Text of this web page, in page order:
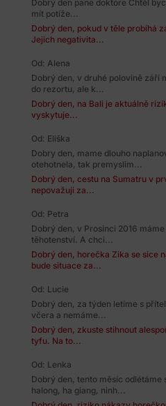
Dobrý den pane doktore Chtěl
mít potíže...
Dobrý den, pokud v těle probíhá
Jejich negativita...
Od: Alena
Dobrý den, v druhé polovině září
do rezortu, ale k...
Dobrý den, na Bali je aktuálně
vyskytuje...
Od: Eliška
Dobry den, mame dlouho
otehotnela, tak premyslim...
Dobrý den, cestu na Sumatru v
nepovažuji za...
Od: Petra
Dobrý den, v Prosinci 2016
těhotenství. A chci...
Dobrý den, horečka Zika se sice
bude situace za...
Od: Lucie
Dobrý den, za týden letíme s
včera a nemáme...
Dobrý den, zkuste stihnout
tyfu. Na to...
Od: Lenka
Dobrý den, tento měsíc odlétáme
halong, ha giang, ninh...